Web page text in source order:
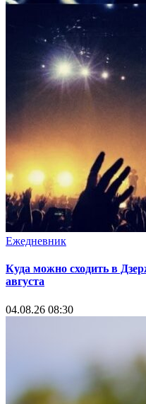
Ежедневник
Куда можно сходить в
августа
04.08.26 08:30